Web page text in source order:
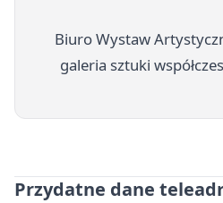
Biuro Wystaw
galeria sztuki
Przydatne dane